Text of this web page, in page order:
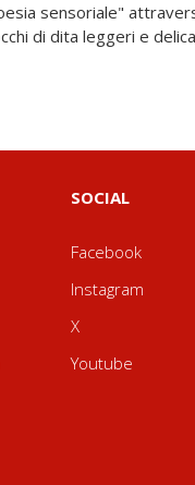
SOCIAL
Facebook
Instagram
X
Youtube